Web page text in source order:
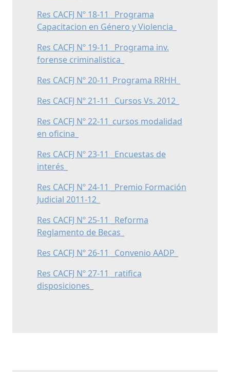
Res CACFJ Nº 18-11 _Programa
Capacitacion en Género y Violencia_
Res CACFJ Nº 19-11 _Programa inv.
forense criminalistica_
Res CACFJ Nº 20-11_Programa RRHH_
Res CACFJ Nº 21-11 _Cursos Vs. 2012_
Res CACFJ Nº 22-11_cursos modalidad
en oficina_
Res CACFJ Nº 23-11 _Encuestas de
interés_
Res CACFJ Nº 24-11 _Premio Formación
Judicial 2011-12_
Res CACFJ Nº 25-11 _Reforma
Reglamento de Becas_
Res CACFJ Nº 26-11 _Convenio AADP_
Res CACFJ Nº 27-11 _ratifica
disposiciones_